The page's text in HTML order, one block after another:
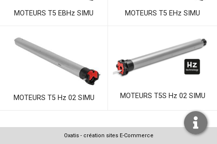
MOTEURS T5 EBHz SIMU MOTEURS T5 EHz SIMU
MOTEURS T5 Hz 02 SIMU MOTEURS T5S Hz 02 SIMU
Oxatis - création sites E-Commerce